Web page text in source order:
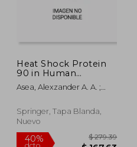
45%
Heat Shock Protein
90 in Human
Diseases and
Disorders (en Inglés)
Asea, Alexzander A. A. ;
Springer, Tapa Blanda,
Nuevo